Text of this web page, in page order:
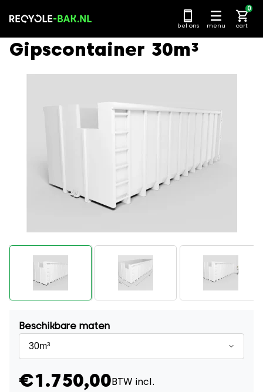
naar
bel ons menu cart
0
Gipscontainer 30m³
Beschikbare maten
€1.750,00BTW incl.